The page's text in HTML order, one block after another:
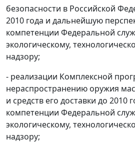
безопасности в Российской
2010 года и дальнейшую
компетенции Федеральной
экологическому,
надзору;
- реализации Комплексной
нераспространению оружия
и средств его доставки до 2010
компетенции Федеральной
экологическому,
надзору;